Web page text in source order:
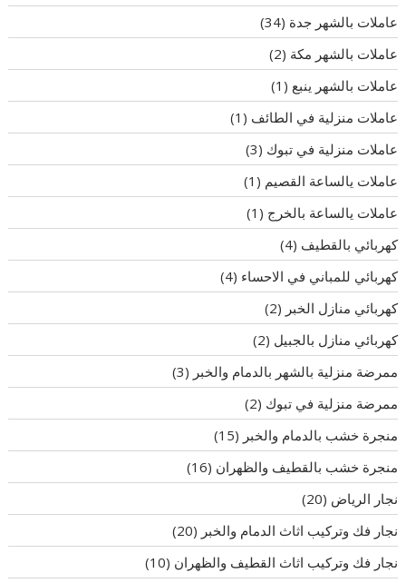
عاملات بالشهر جدة (34)
عاملات بالشهر مكة (2)
عاملات بالشهر ينبع (1)
عاملات منزلية في الطائف (1)
عاملات منزلية في تبوك (3)
عاملات يالساعة القصيم (1)
عاملات يالساعة بالخرج (1)
كهربائي بالقطيف (4)
كهربائي للمباني في الاحساء (4)
كهربائي منازل الخبر (2)
كهربائي منازل بالجبيل (2)
ممرضة منزلية بالشهر بالدمام والخبر (3)
ممرضة منزلية في تبوك (2)
منجرة خشب بالدمام والخبر (15)
منجرة خشب بالقطيف والظهران (16)
نجار الرياض (20)
نجار فك وتركيب اثاث الدمام والخبر (20)
نجار فك وتركيب اثاث القطيف والظهران (10)